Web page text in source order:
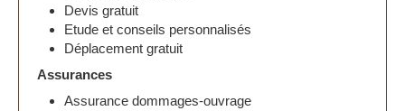
Devis gratuit
Etude et conseils personnalisés
Déplacement gratuit
Assurances
Assurance dommages-ouvrage